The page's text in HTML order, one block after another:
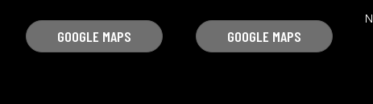
GOOGLE MAPS GOOGLE MAPS